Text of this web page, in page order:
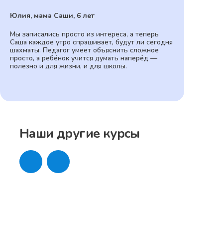
Юлия, мама Саши, 6 лет
Мы записались просто из интереса, а теперь
Саша каждое утро спрашивает, будут ли сегодня
шахматы. Педагог умеет объяснить сложное
просто, а ребёнок учится думать наперёд —
полезно и для жизни, и для школы.
Наши другие курсы